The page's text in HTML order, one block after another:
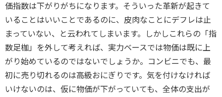
価指数は下がりがちになります。そういった革新が起きて
いることはいいことであるのに、皮肉なことにデフレは止
まっていない、と云われてしまいます。しかしこれらの「指
数足枷」を外して考えれば、実力ベースでは物価は既に上
がり始めているのではないでしょうか。コンビニでも、最
初に売り切れるのは高級おにぎりです。気を付けなければ
いけないのは、仮に物価が下がっていても、全体の支出が